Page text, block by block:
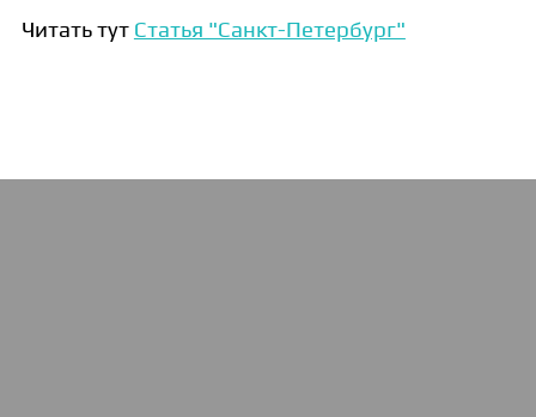
Читать тут Статья "Санкт-Петербург"